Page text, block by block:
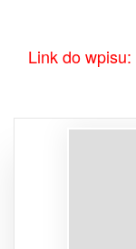
Link do wpisu: